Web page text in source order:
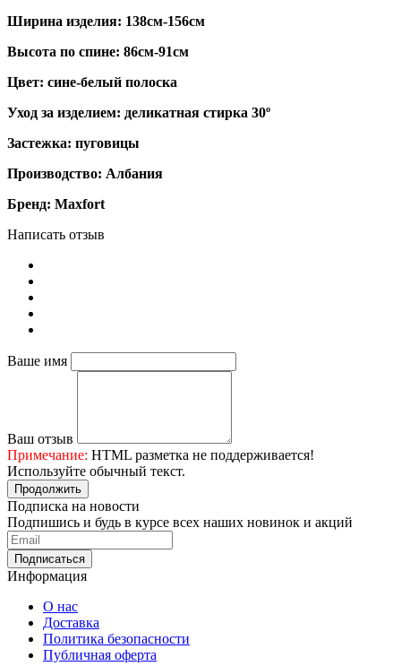
Ширина изделия: 138см-156см
Высота по спине: 86см-91см
Цвет: сине-белый полоска
Уход за изделием: деликатная стирка 30º
Застежка: пуговицы
Производство: Албания
Бренд: Maxfort
Написать отзыв
Ваше имя
Ваш отзыв
Примечание: HTML разметка не поддерживается!
Используйте обычный текст.
Продолжить
Подписка на новости
Подпишись и будь в курсе всех наших новинок и акций
Информация
О нас
Доставка
Политика безопасности
Публичная оферта